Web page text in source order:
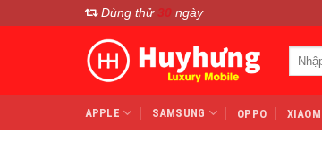
Dùng thử 30 ngày
APPLE SAMSUNG OPPO